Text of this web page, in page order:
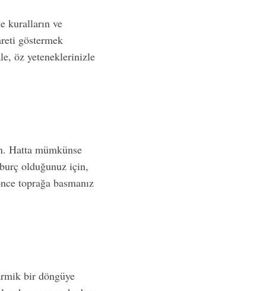
kuralların ve
göstermek
öz yeteneklerinizle
Hatta mümkünse
olduğunuz için,
toprağa basmanız
bir döngüye